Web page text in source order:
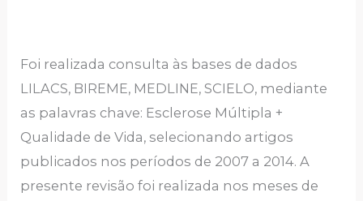
Foi realizada consulta às bases de dados
LILACS, BIREME, MEDLINE, SCIELO, mediante
as palavras chave: Esclerose Múltipla +
Qualidade de Vida, selecionando artigos
publicados nos períodos de 2007 a 2014. A
presente revisão foi realizada nos meses de